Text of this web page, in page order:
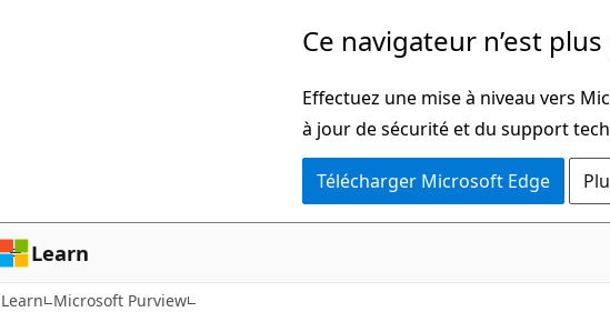
Ce navigateur n’est
Effectuez une mise à niveau vers
à jour de sécurité et du support
Télécharger Microsoft Edge
Learn
Learn Microsoft Purview